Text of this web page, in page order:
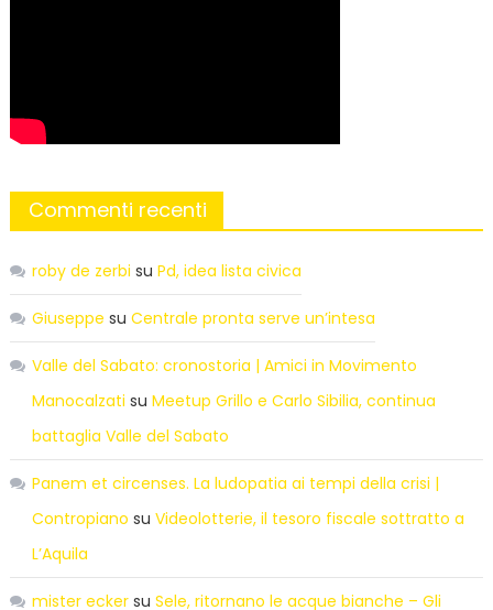
Commenti recenti
roby de zerbi su Pd, idea lista civica
Giuseppe su Centrale pronta serve un’intesa
Valle del Sabato: cronostoria | Amici in Movimento
Manocalzati su Meetup Grillo e Carlo Sibilia, continua
battaglia Valle del Sabato
Panem et circenses. La ludopatia ai tempi della crisi |
Contropiano su Videolotterie, il tesoro fiscale sottratto a
L’Aquila
mister eckersu Sele, ritornano le acque bianche – Gli